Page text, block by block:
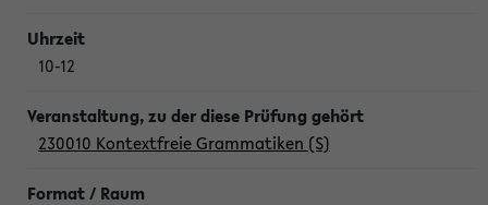
10-12
230010 Kontextfreie Grammatiken (S)